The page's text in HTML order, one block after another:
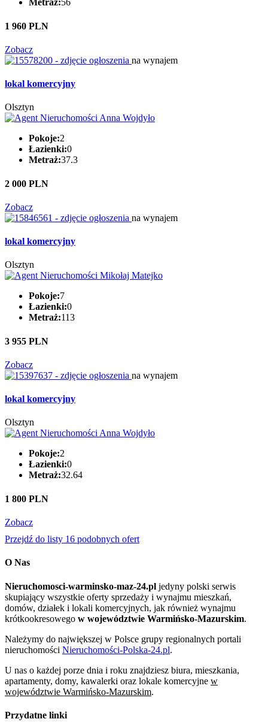
Metraż:56
1 960 PLN
Zobacz
na wynajem
lokal komercyjny
Olsztyn
Pokoje:2
Łazienki:0
Metraż:37.3
2 000 PLN
Zobacz
na wynajem
lokal komercyjny
Olsztyn
Pokoje:7
Łazienki:0
Metraż:113
3 955 PLN
Zobacz
na wynajem
lokal komercyjny
Olsztyn
Pokoje:2
Łazienki:0
Metraż:32.64
1 800 PLN
Zobacz
Przejdź do listy 16 podobnych ofert
O Nas
Nieruchomosci-warminsko-maz-24.pl jedyny polski serwis
skupiający wszystkie oferty sprzedaży i wynajmu mieszkań,
domów, działek i lokali komercyjnych, jak również wynajmu
krótkookresowego w województwie Warmińsko-Mazurskim.
Należymy do największej w Polsce grupy regionalnych portali
nieruchomości Nieruchomości-Polska-24.pl.
U nas o każdej porze dnia i roku znajdziesz biura, mieszkania,
apartamenty, domy, kawalerki oraz lokale komercyjne w
województwie Warmińsko-Mazurskim.
Przydatne linki